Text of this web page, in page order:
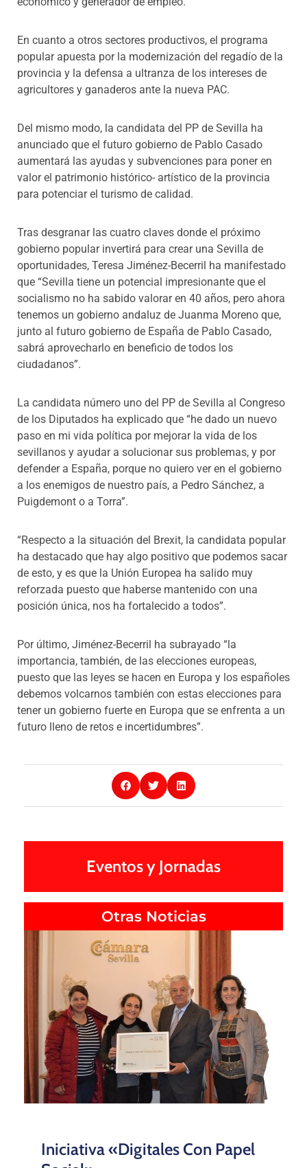
En cuanto a otros sectores productivos, el programa
popular apuesta por la modernización del regadío de la
provincia y la defensa a ultranza de los intereses de
agricultores y ganaderos ante la nueva PAC.
Del mismo modo, la candidata del PP de Sevilla ha
anunciado que el futuro gobierno de Pablo Casado
aumentará las ayudas y subvenciones para poner en
valor el patrimonio histórico- artístico de la provincia
para potenciar el turismo de calidad.
Tras desgranar las cuatro claves donde el próximo
gobierno popular invertirá para crear una Sevilla de
oportunidades, Teresa Jiménez-Becerril ha manifestado
que “Sevilla tiene un potencial impresionante que el
socialismo no ha sabido valorar en 40 años, pero ahora
tenemos un gobierno andaluz de Juanma Moreno que,
junto al futuro gobierno de España de Pablo Casado,
sabrá aprovecharlo en beneficio de todos los
ciudadanos”.
La candidata número uno del PP de Sevilla al Congreso
de los Diputados ha explicado que “he dado un nuevo
paso en mi vida política por mejorar la vida de los
sevillanos y ayudar a solucionar sus problemas, y por
defender a España, porque no quiero ver en el gobierno
a los enemigos de nuestro país, a Pedro Sánchez, a
Puigdemont o a Torra”.
“Respecto a la situación del Brexit, la candidata popular
ha destacado que hay algo positivo que podemos sacar
de esto, y es que la Unión Europea ha salido muy
reforzada puesto que haberse mantenido con una
posición única, nos ha fortalecido a todos”.
Por último, Jiménez-Becerril ha subrayado “la
importancia, también, de las elecciones europeas,
puesto que las leyes se hacen en Europa y los españoles
debemos volcarnos también con estas elecciones para
tener un gobierno fuerte en Europa que se enfrenta a un
futuro lleno de retos e incertidumbres”.
Eventos y Jornadas
Otras Noticias
Iniciativa «Digitales Con Papel